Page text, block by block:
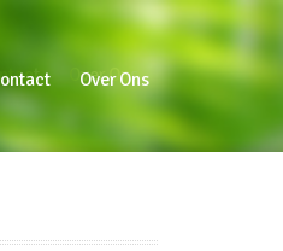
Over Ons
Over Ons